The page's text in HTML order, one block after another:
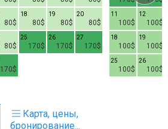
80$ 80$
18
80$
19
80$
20
80$ 170$
25
170$
26
170$
27
170$
100$
11
100$
12
100$
18
100$
19
100$
25
100$
26
Карта, цены,
бронирование...